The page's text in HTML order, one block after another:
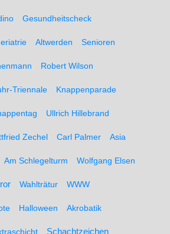
Gesundheitscheck
Altwerden Senioren
Robert Wilson
Triennale Knappenparade
Ullrich Hillebrand
Zechel Carl Palmer Asia
Am Schlegelturm Wolfgang Elsen
Wahlträtur WWW
Halloween Akrobatik
Schachtzeichen